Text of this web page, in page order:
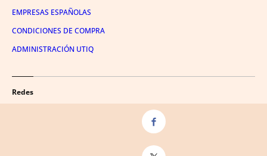
EMPRESAS ESPAÑOLAS
CONDICIONES DE COMPRA
ADMINISTRACIÓN UTIQ
Redes